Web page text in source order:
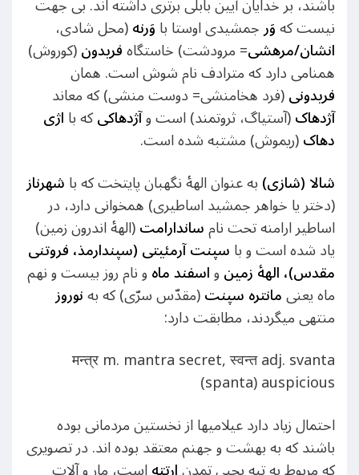
نیست کهوَرجمشیدی اوستا باوَرنه(محل شادی،
انشان/مرهشی= مرودشت) خاستگاهفریدون(کوروش)
همنامی دارد که مترادف نام شوش است. همان
فریدونی(فرد هخامنشی= دوست منشی) که معاند
آژدهاک(آستیاگ، ثروتمند) است وآژدهاکیکه بااژی
دهاک(ریموش) مشتبه شده است.
شالا (شازی)به عنوان الهۀ نگهبان پایتخت که باشهرناز
(دختر یا خواهر جمشید اساطیری) همخوانی دارد، در
اساطیر ارامنه تحت نامساندارامت(الهۀ اندرون زمین)
یاد شده است و باسپنت آرمئیتی (سپندارمذ، فروتنی
مقدس)، الهۀ زمینواسفند ماهو نام روز بیست و نهم
ماه یعنیمانتره سپنت(مقدّس سرّی) که بهنوروز
منتهی میگردند، مطابقت دارد:
मन्त्र m. mantra secret, स्वन्त adj. svanta
(spanta) auspicious
احتمال زیاد دارد عیلامیها از نخستین مردمانی بوده
باشند که به بهشت و جهنم معتقد بوده اند. در تصویری